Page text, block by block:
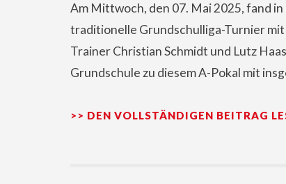
Am Mittwoch, den 07. Mai 2025, fand
traditionelle Grundschulliga-Turnier
Trainer Christian Schmidt und Lutz
Grundschule zu diesem A-Pokal mit
>> DEN VOLLSTÄNDIGEN BEITRAG